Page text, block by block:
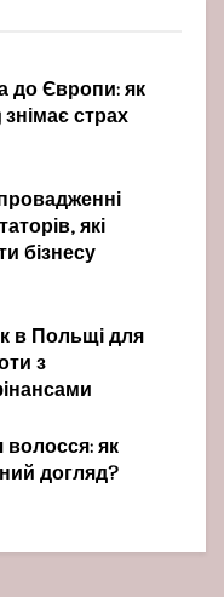
до Європи: як
страх
які
бізнесу
в Польщі для
з
як
догляд?